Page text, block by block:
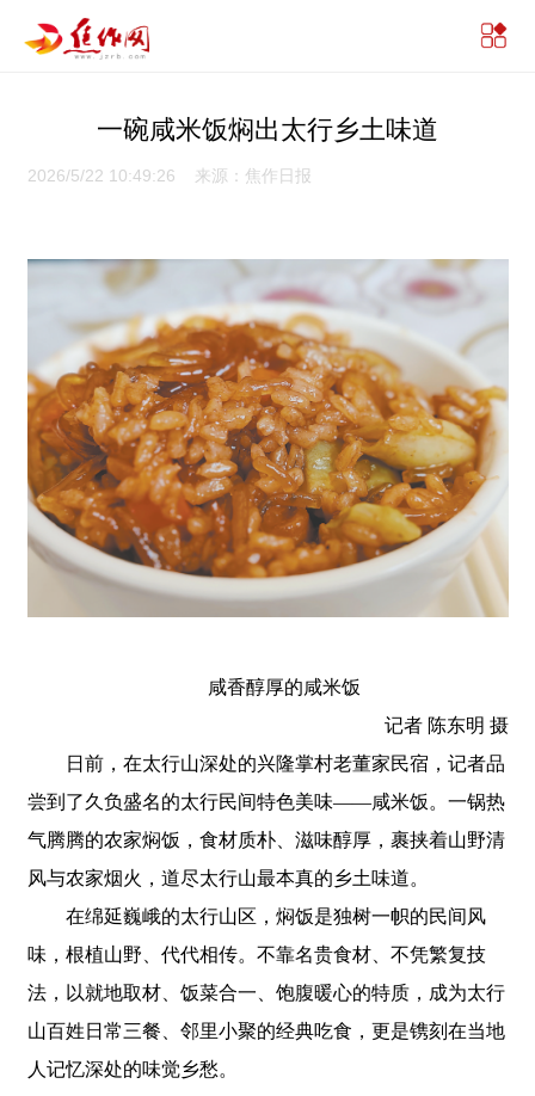
一碗咸米饭焖出太行乡土味道
2026/5/22 10:49:26 来源：焦作日报
咸香醇厚的咸米饭
记者 陈东明 摄
日前，在太行山深处的兴隆掌村老董家民宿，记者品
尝到了久负盛名的太行民间特色美味——咸米饭。一锅热
气腾腾的农家焖饭，食材质朴、滋味醇厚，裹挟着山野清
风与农家烟火，道尽太行山最本真的乡土味道。
在绵延巍峨的太行山区，焖饭是独树一帜的民间风
味，根植山野、代代相传。不靠名贵食材、不凭繁复技
法，以就地取材、饭菜合一、饱腹暖心的特质，成为太行
山百姓日常三餐、邻里小聚的经典吃食，更是镌刻在当地
人记忆深处的味觉乡愁。